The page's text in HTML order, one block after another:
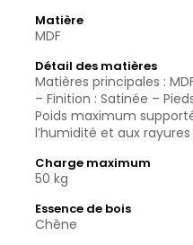
Matière
MDF
Détail des matières
Matières principales :
– Finition : Satinée –
Poids maximum
l’humidité et aux rayures
Charge maximum
50 kg
Essence de bois
Chêne